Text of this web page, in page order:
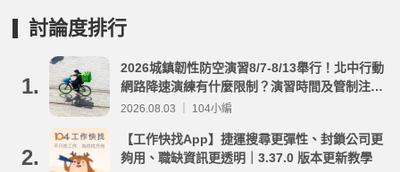
討論度排行
1.
2026城鎮韌性防空演習8/7-8/13舉行！北中行動
網路降速演練有什麼限制？演習時間及管制注意
事項整理
2026.08.03 ｜ 104小編
2.
【工作快找App】捷運搜尋更彈性、封鎖公司更
夠用、職缺資訊更透明｜3.37.0 版本更新教學